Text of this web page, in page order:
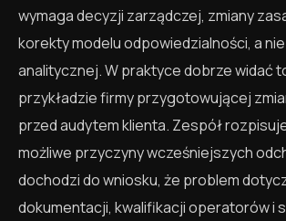
wymaga decyzji zarządczej, zmiany
korekty modelu odpowiedzialności, a
analitycznej. W praktyce dobrze widać
przykładzie firmy przygotowującej
przed audytem klienta. Zespół
możliwe przyczyny wcześniejszych
dochodzi do wniosku, że problem
dokumentacji, kwalifikacji operatorów i